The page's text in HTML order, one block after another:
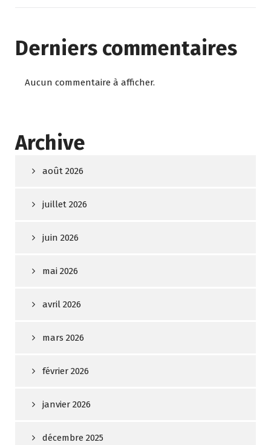
Derniers commentaires
Aucun commentaire à afficher.
Archive
août 2026
juillet 2026
juin 2026
mai 2026
avril 2026
mars 2026
février 2026
janvier 2026
décembre 2025